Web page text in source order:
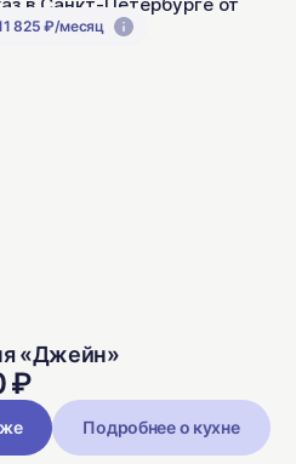
825 ₽/месяц
«Джейн»
₽
Подробнее о кухне